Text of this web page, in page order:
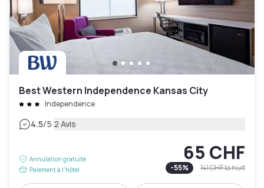
Best Western Independence Kansas City
Independence
4.5/5|2 Avis
Annulation gratuite
Paiement à l'hôtel
65 CHF
-55% 141 CHFla nuit